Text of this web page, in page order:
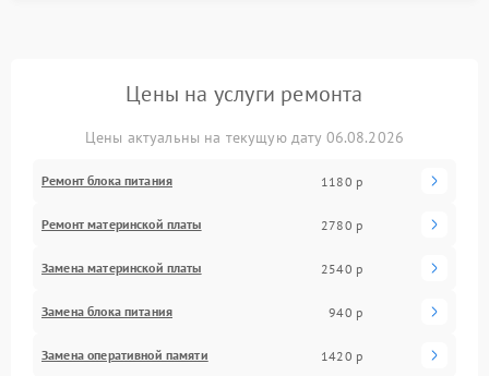
Цены на услуги ремонта
Цены актуальны на текущую дату 06.08.2026
Ремонт блока питания 1180 р
Ремонт материнской платы 2780 р
Замена материнской платы 2540 р
Замена блока питания 940 р
Замена оперативной памяти 1420 р